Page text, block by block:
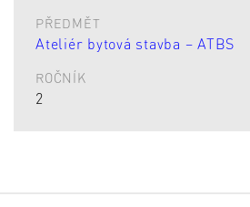
PŘEDMĚT
Ateliér bytová stavba – ATBS
ROČNÍK
2